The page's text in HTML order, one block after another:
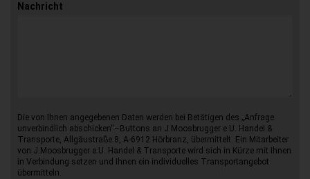
Nachricht
Die von Ihnen angegebenen Daten werden bei Betätigen des „Anfrage
unverbindlich abschicken“–Buttons an J.Moosbrugger e.U. Handel &
Transporte, Allgäustraße 8, A-6912 Hörbranz, übermittelt. Ein Mitarbeiter
von J.Moosbrugger e.U. Handel & Transporte wird sich in Kürze mit Ihnen
in Verbindung setzen und Ihnen ein individuelles Transportangebot
übermitteln.